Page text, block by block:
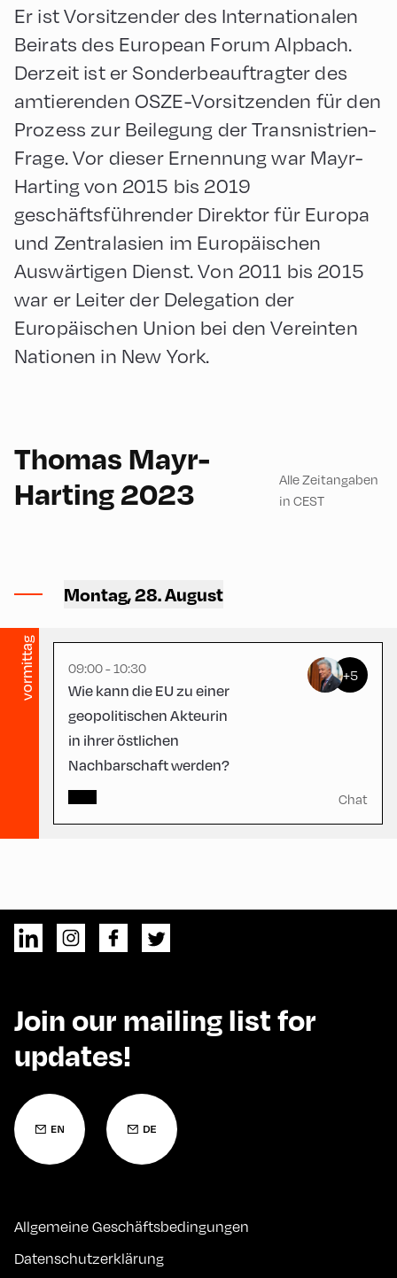
Er ist Vorsitzender des Internationalen
Beirats des European Forum Alpbach.
Derzeit ist er Sonderbeauftragter des
amtierenden OSZE-Vorsitzenden für den
Prozess zur Beilegung der Transnistrien-
Frage. Vor dieser Ernennung war Mayr-
Harting von 2015 bis 2019
geschäftsführender Direktor für Europa
und Zentralasien im Europäischen
Auswärtigen Dienst. Von 2011 bis 2015
war er Leiter der Delegation der
Europäischen Union bei den Vereinten
Nationen in New York.
Thomas Mayr-
Harting 2023
Alle Zeitangaben
in CEST
Montag, 28. August
vormittag
CCA – Schrödinger-Saal
09:00 - 10:30
Wie kann die EU zu einer
geopolitischen Akteurin
in ihrer östlichen
Nachbarschaft werden?
+5
Chat
Join our mailing list for
updates!
Allgemeine Geschäftsbedingungen
Datenschutzerklärung